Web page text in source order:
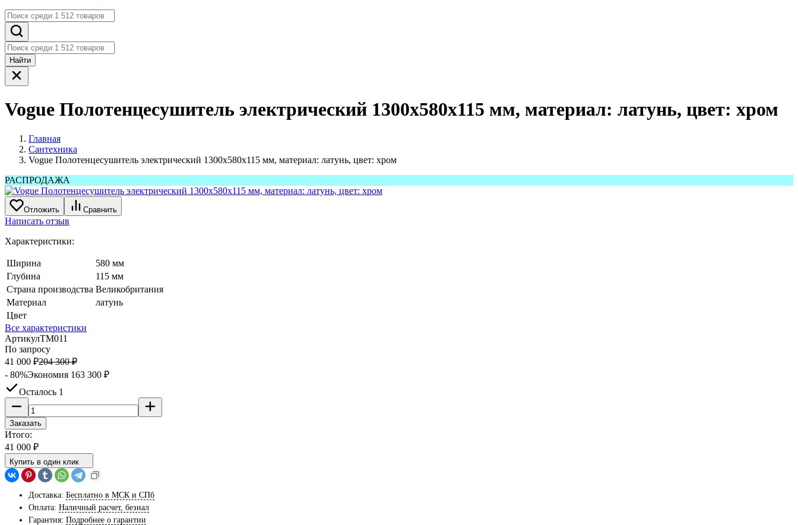
Найти
Vogue Полотенцесушитель электрический 1300х580х115 мм, материал: латунь, цвет: хром
Главная
Сантехника
Vogue Полотенцесушитель электрический 1300х580х115 мм, материал: латунь, цвет: хром
РАСПРОДАЖА
Отложить Сравнить
Написать отзыв
Характеристики:
Ширина
580 мм
Глубина
115 мм
Страна производства Великобритания
Материал
латунь
Цвет
Все характеристики
АртикулTM011
По запросу
41 000 ₽204 300 ₽
- 80%Экономия 163 300 ₽
Осталось 1
Заказать
Итого:
41 000 ₽
Купить в один клик
Доставка: Бесплатно в МСК и СПб
Оплата: Наличный расчет, безнал
Гарантия: Подробнее о гарантии